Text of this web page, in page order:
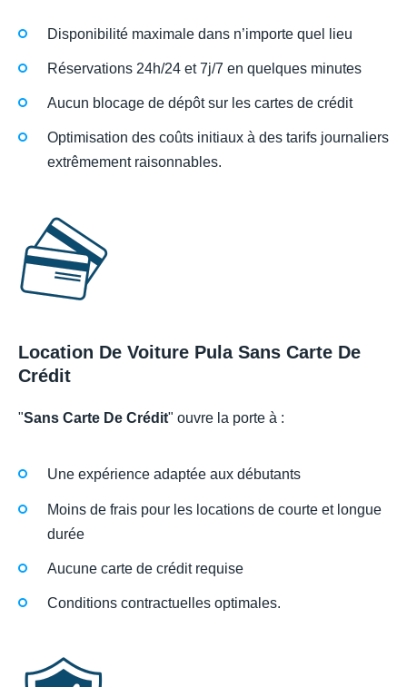
Disponibilité maximale dans n’importe quel lieu
Réservations 24h/24 et 7j/7 en quelques minutes
Aucun blocage de dépôt sur les cartes de crédit
Optimisation des coûts initiaux à des tarifs journaliers
extrêmement raisonnables.
Location De Voiture Pula Sans Carte De
Crédit
"Sans Carte De Crédit" ouvre la porte à :
Une expérience adaptée aux débutants
Moins de frais pour les locations de courte et longue
durée
Aucune carte de crédit requise
Conditions contractuelles optimales.